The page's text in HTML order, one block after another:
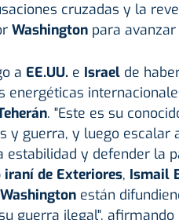
cruzadas y la
Washingtonpara avanzar
a EE.UU.e Israelde
energéticas
. "Este es su
y guerra, y luego escalar
y defender la
de Exteriores, Ismail
Washingtonestán
guerra ilegal", afirmando